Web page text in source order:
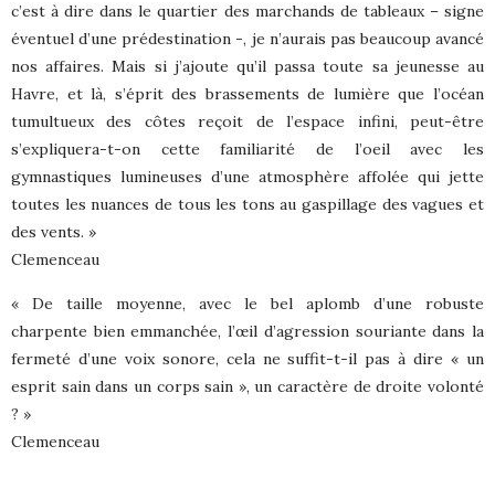
c’est à dire dans le quartier des marchands de tableaux – signe
éventuel d’une prédestination -, je n’aurais pas beaucoup avancé
nos affaires. Mais si j’ajoute qu’il passa toute sa jeunesse au
Havre, et là, s’éprit des brassements de lumière que l’océan
tumultueux des côtes reçoit de l’espace infini, peut-être
s’expliquera-t-on cette familiarité de l’oeil avec les
gymnastiques lumineuses d’une atmosphère affolée qui jette
toutes les nuances de tous les tons au gaspillage des vagues et
des vents. »
Clemenceau
« De taille moyenne, avec le bel aplomb d’une robuste
charpente bien emmanchée, l’œil d’agression souriante dans la
fermeté d’une voix sonore, cela ne suffit-t-il pas à dire « un
esprit sain dans un corps sain », un caractère de droite volonté
? »
Clemenceau